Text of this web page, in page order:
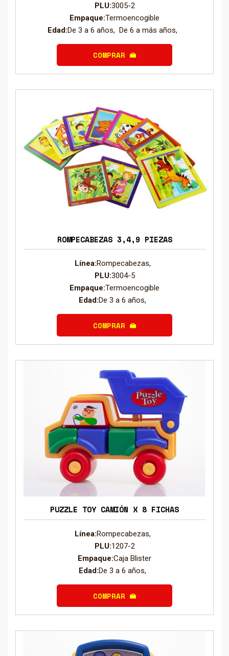
PLU:3005-2
Empaque:Termoencogible
Edad:De 3 a 6 años, De 6 a más años,
COMPRAR
ROMPECABEZAS 3,4,9 PIEZAS
Línea:Rompecabezas,
PLU:3004-5
Empaque:Termoencogible
Edad:De 3 a 6 años,
COMPRAR
PUZZLE TOY CAMIÓN X 8 FICHAS
Línea:Rompecabezas,
PLU:1207-2
Empaque:Caja Blister
Edad:De 3 a 6 años,
COMPRAR